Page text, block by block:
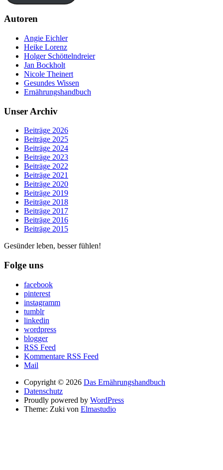
Autoren
Angie Eichler
Heike Lorenz
Holger Schöttelndreier
Jan Bockholt
Nicole Theinert
Gesundes Wissen
Ernährungshandbuch
Unser Archiv
Beiträge 2026
Beiträge 2025
Beiträge 2024
Beiträge 2023
Beiträge 2022
Beiträge 2021
Beiträge 2020
Beiträge 2019
Beiträge 2018
Beiträge 2017
Beiträge 2016
Beiträge 2015
Gesünder leben, besser fühlen!
Folge uns
facebook
pinterest
instagramm
tumblr
linkedin
wordpress
blogger
RSS Feed
Kommentare RSS Feed
Mail
Copyright © 2026 Das Ernährungshandbuch
Datenschutz
Proudly powered by WordPress
Theme: Zuki von Elmastudio